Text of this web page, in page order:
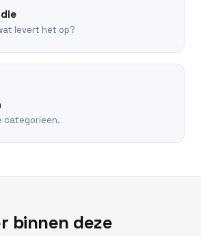
levert het op?
categorieen.
binnen deze